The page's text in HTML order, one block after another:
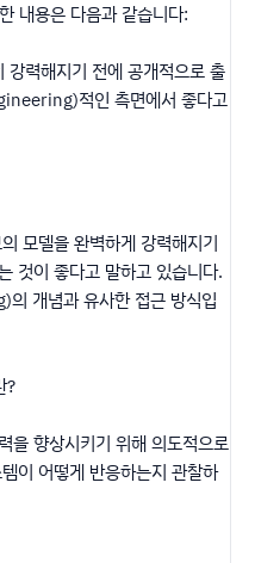
내용은 다음과 같습니다:
력해지기 전에 공개적으로 출
적인 측면에서 좋다고
모델을 완벽하게 강력해지기
것이 좋다고 말하고 있습니다.
개념과 유사한 접근 방식입
?
을 향상시키기 위해 의도적으로
이 어떻게 반응하는지 관찰하